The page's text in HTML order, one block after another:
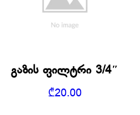
გაზის ფილტრი 3/4″
₾20.00